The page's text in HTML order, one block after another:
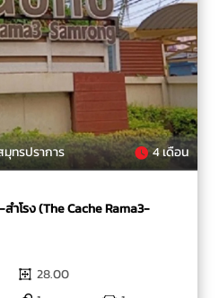
ทรปราการ 4 เดือน
ำโรง (The Cache Rama3-
28.00